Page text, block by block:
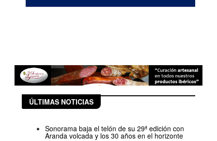
ÚLTIMAS NOTICIAS
Sonorama baja el telón de su 29ª edición con
Aranda volcada y los 30 años en el horizonte